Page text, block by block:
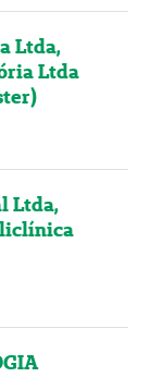
Ltda,
Ltda
Ltda,